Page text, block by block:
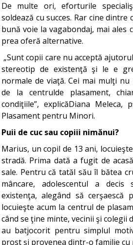
De multe ori, eforturile
soldează cu succes. Rar cine
bună voie la vagabondaj, mai ales
prea oferă alternative.
„Sunt copii care nu acceptă
stereotip de existenţă şi le e
normale de viaţă. Cei mai mulţi
de la centrulde plasament,
condiţiile”, explicăDiana Meleca,
Plasament pentru Minori.
Puii de cuc sau copiii nimănui?
Marius, un copil de 13 ani,
stradă. Prima dată a fugit de
sale. Pentru că tatăl său îl bătea
mâncare, adolescentul a
existenţa, alegând să cerşaescă
locuieşte acum la centrul de
când se ţine minte, vecinii şi colegii
au batjocorit pentru simplul
prost şi provenea dintr-o familie cu